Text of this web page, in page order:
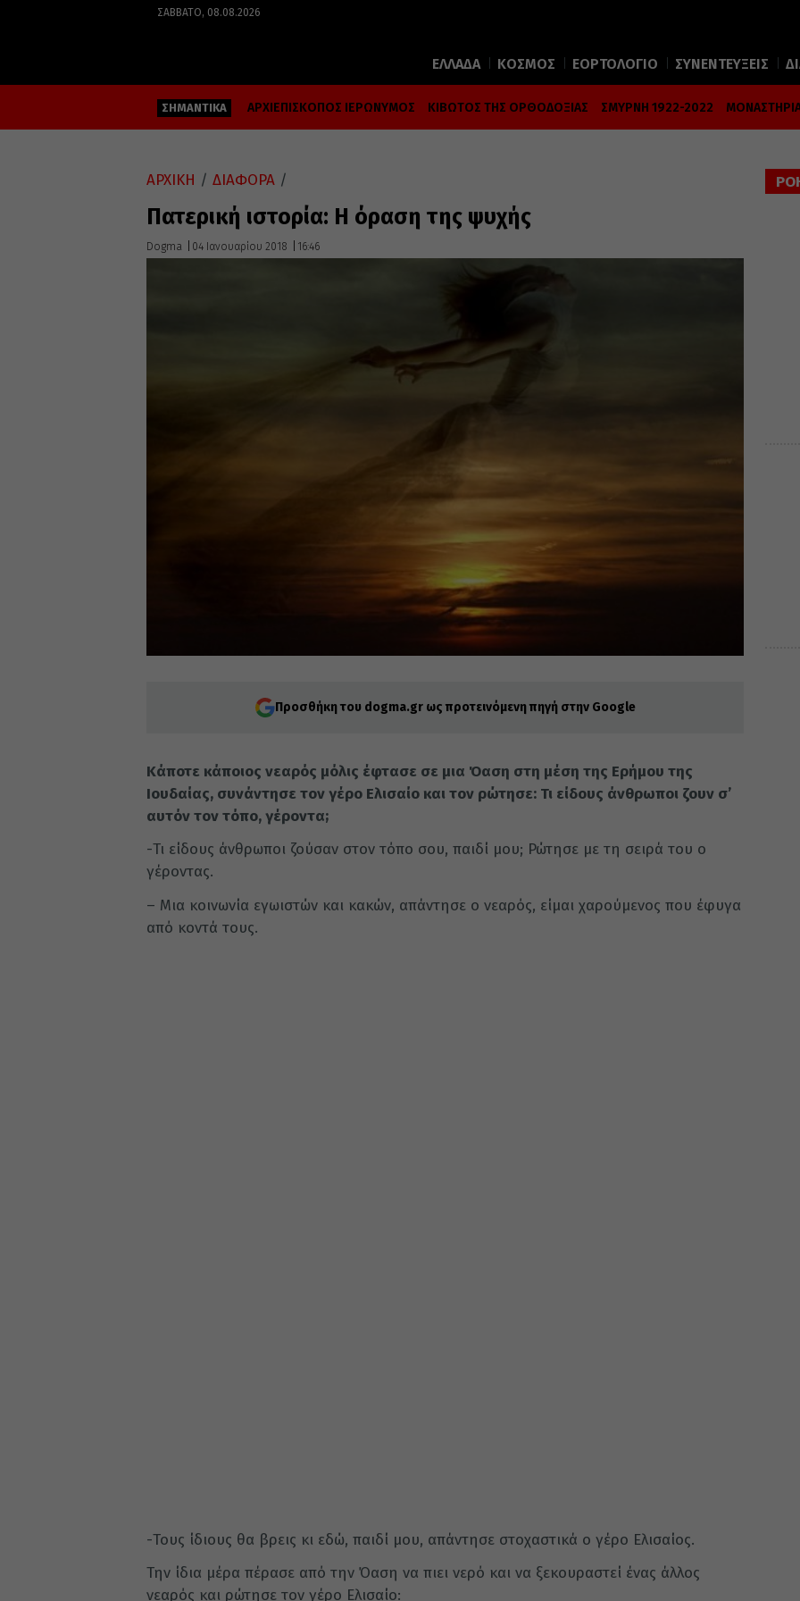
ΣΆΒΒΑΤΟ, 08.08.2026
ΕΛΛΑΔΑ ΚΟΣΜΟΣ ΕΟΡΤΟΛΟΓΙΟ ΣΥΝΕΝΤΕΥΞΕΙΣ
ΣΗΜΑΝΤΙΚΑ ΑΡΧΙΕΠΙΣΚΟΠΟΣ ΙΕΡΩΝΥΜΟΣ ΚΙΒΩΤΟΣ ΤΗΣ ΟΡΘΟΔΟΞΙΑΣ ΣΜΥΡΝΗ 1922-2022
ΑΡΧΙΚΗ / ΔΙΑΦΟΡΑ /
Πατερική ιστορία: Η όραση της ψυχής
Dogma 04 Ιανουαρίου 2018 16:46
Προσθήκη του dogma.gr ως προτεινόμενη πηγή στην Google
Κάποτε κάποιος νεαρός μόλις έφτασε σε μια Όαση στη μέση της Ερήμου της
Ιουδαίας, συνάντησε τον γέρο Ελισαίο και τον ρώτησε: Τι είδους άνθρωποι ζουν σ’
αυτόν τον τόπο, γέροντα;
-Τι είδους άνθρωποι ζούσαν στον τόπο σου, παιδί μου; Ρώτησε με τη σειρά του ο
γέροντας.
– Μια κοινωνία εγωιστών και κακών, απάντησε ο νεαρός, είμαι χαρούμενος που έφυγα
από κοντά τους.
-Τους ίδιους θα βρεις κι εδώ, παιδί μου, απάντησε στοχαστικά ο γέρο Ελισαίος.
Την ίδια μέρα πέρασε από την Όαση να πιει νερό και να ξεκουραστεί ένας άλλος
νεαρός και ρώτησε τον γέρο Ελισαίο: